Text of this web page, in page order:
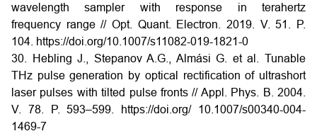
wavelength sampler with response in terahertz
frequency range // Opt. Quant. Electron. 2019. V. 51. P.
104. https://doi.org/10.1007/s11082-019-1821-0
30. Hebling J., Stepanov A.G., Almási G. et al. Tunable
THz pulse generation by optical rectification of ultrashort
laser pulses with tilted pulse fronts // Appl. Phys. B. 2004.
V. 78. P. 593–599.
https://doi.org/ 10.1007/s00340-004-
1469-7